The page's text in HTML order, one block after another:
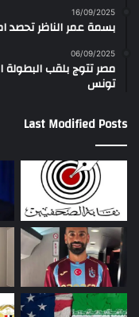
16/09/2025
بسمة عمر الناظر تحصد
06/09/2025
مصر تتوج بلقب البطولة
تونس
Last Modified Posts